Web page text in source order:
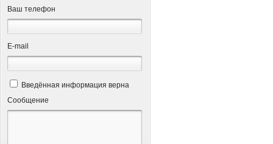
Ваш телефон
Е-mail
Введённая информация верна
Сообщение